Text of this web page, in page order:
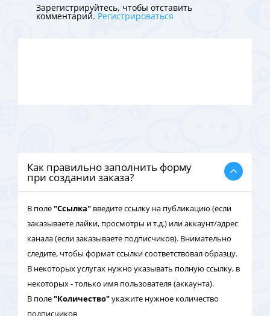
Зарегистрируйтесь, чтобы отставить
комментарий. Регистрироваться
Как правильно заполнить форму
при создании заказа?
В поле"Ссылка" введите ссылку на публикацию (если
заказываете лайки, просмотры и т.д.) или аккаунт/адрес
канала (если заказываете подписчиков). Внимательно
следите, чтобы формат ссылки соответствовал образцу.
В некоторых услугах нужно указывать полную ссылку, в
некоторых - только имя пользователя (аккаунта).
В поле"Количество"укажите нужное количество
подписчиков